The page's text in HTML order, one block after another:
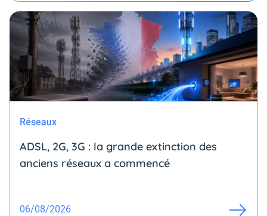
Réseaux
ADSL, 2G, 3G : la grande extinction des
anciens réseaux a commencé
06/08/2026